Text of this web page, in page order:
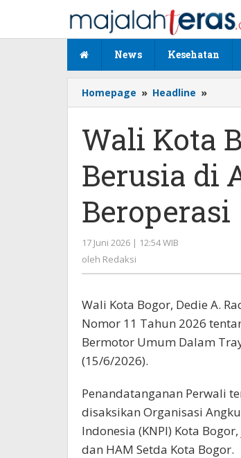
konten
News Kesehatan
Homepage » Headline »
Kota
Teken
Angkot
Atas
20
Wali Kota
Berusia di
Beroperasi
17 Juni 2026 | 12:54 WIB
oleh Redaksi
Wali Kota Bogor, Dedie A.
Nomor 11 Tahun 2026
Bermotor Umum Dalam
(15/6/2026).
Penandatanganan Perwali
disaksikan Organisasi
Indonesia (KNPI) Kota
dan HAM Setda Kota Bogor.